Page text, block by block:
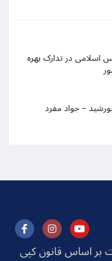
اسلامی در تدارک بهره
– جواد مفرد
بر اساس قانون کپی